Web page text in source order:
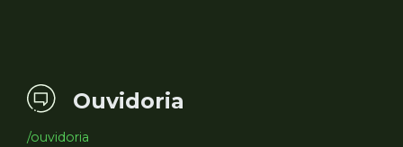
Ouvidoria
/ouvidoria